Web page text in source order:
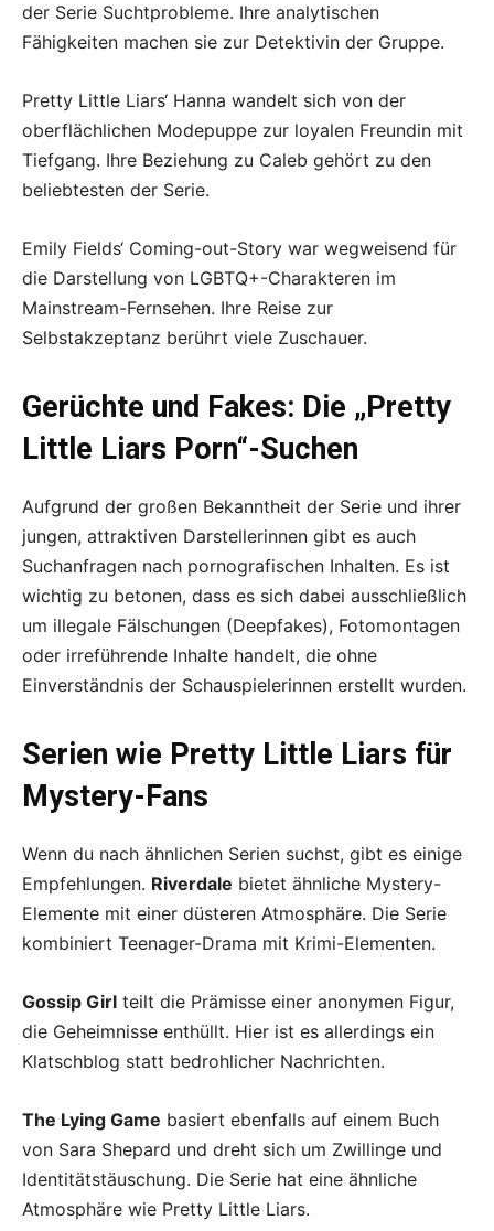
der Serie Suchtprobleme. Ihre analytischen
Fähigkeiten machen sie zur Detektivin der Gruppe.
Pretty Little Liars‘ Hanna wandelt sich von der
oberflächlichen Modepuppe zur loyalen Freundin mit
Tiefgang. Ihre Beziehung zu Caleb gehört zu den
beliebtesten der Serie.
Emily Fields‘ Coming-out-Story war wegweisend für
die Darstellung von LGBTQ+-Charakteren im
Mainstream-Fernsehen. Ihre Reise zur
Selbstakzeptanz berührt viele Zuschauer.
Gerüchte und Fakes: Die „Pretty
Little Liars Porn“-Suchen
Aufgrund der großen Bekanntheit der Serie und ihrer
jungen, attraktiven Darstellerinnen gibt es auch
Suchanfragen nach pornografischen Inhalten. Es ist
wichtig zu betonen, dass es sich dabei ausschließlich
um illegale Fälschungen (Deepfakes), Fotomontagen
oder irreführende Inhalte handelt, die ohne
Einverständnis der Schauspielerinnen erstellt wurden.
Serien wie Pretty Little Liars für
Mystery-Fans
Wenn du nach ähnlichen Serien suchst, gibt es einige
Empfehlungen. Riverdale bietet ähnliche Mystery-
Elemente mit einer düsteren Atmosphäre. Die Serie
kombiniert Teenager-Drama mit Krimi-Elementen.
Gossip Girl teilt die Prämisse einer anonymen Figur,
die Geheimnisse enthüllt. Hier ist es allerdings ein
Klatschblog statt bedrohlicher Nachrichten.
The Lying Game basiert ebenfalls auf einem Buch
von Sara Shepard und dreht sich um Zwillinge und
Identitätstäuschung. Die Serie hat eine ähnliche
Atmosphäre wie Pretty Little Liars.